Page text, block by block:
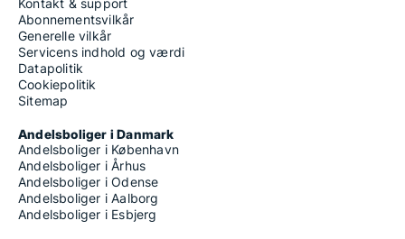
Kontakt & support
Abonnementsvilkår
Generelle vilkår
Servicens indhold og værdi
Datapolitik
Cookiepolitik
Sitemap
Andelsboliger i Danmark
Andelsboliger i København
Andelsboliger i Århus
Andelsboliger i Odense
Andelsboliger i Aalborg
Andelsboliger i Esbjerg